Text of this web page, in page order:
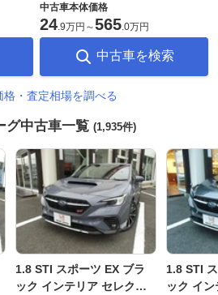
中古車本体価格
24 9万円 ～565 0万円
中古車を検索
・査定相場を調べる
グ中古車一覧 (1,935件)
1.8 STI スポーツ EX ブラ
ック インテリア セレクシ
1.8 STI
ック イ